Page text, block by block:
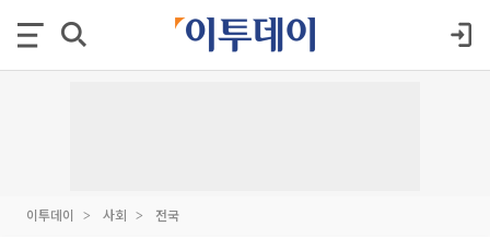
이투데이 사회 전국